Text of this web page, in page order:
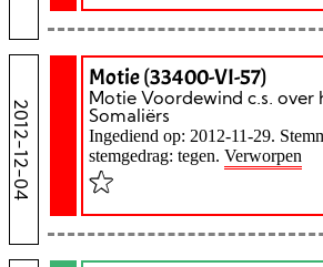
2012-12-04
Motie (33400-VI-57)
Motie Voordewind c.s. over
Somaliërs
Ingediend op: 2012-11-29.
stemgedrag: tegen. Verworpen